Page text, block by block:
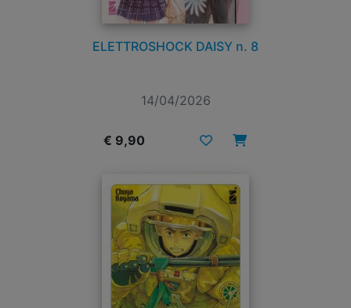
ELETTROSHOCK DAISY n. 8
14/04/2026
€ 9,90